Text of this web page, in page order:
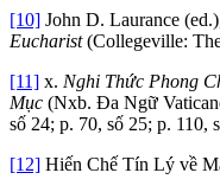
[10] John D. Laurance
Eucharist(Collegeville:
[11] x. Nghi Thức Phong
Mục (Nxb. Đa Ngữ
số 24; p. 70, số 25; p. 110,
[12] Hiến Chế Tín Lý về